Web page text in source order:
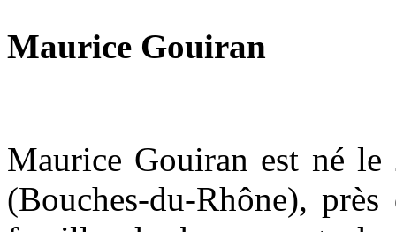
Maurice Gouiran
Maurice Gouiran est né
(Bouches-du-Rhône),